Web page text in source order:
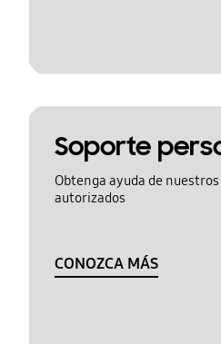
Soporte
Obtenga ayuda de
autorizados
CONOZCA MÁS